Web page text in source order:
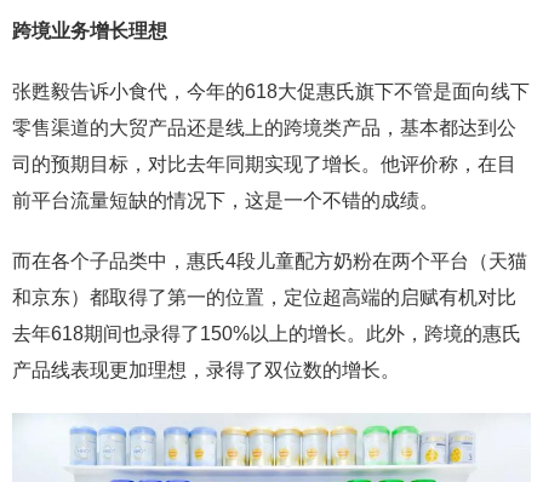
跨境业务增长理想
张甦毅告诉小食代，今年的618大促惠氏旗下不管是面向线下
零售渠道的大贸产品还是线上的跨境类产品，基本都达到公
司的预期目标，对比去年同期实现了增长。他评价称，在目
前平台流量短缺的情况下，这是一个不错的成绩。
而在各个子品类中，惠氏4段儿童配方奶粉在两个平台（天猫
和京东）都取得了第一的位置，定位超高端的启赋有机对比
去年618期间也录得了150%以上的增长。此外，跨境的惠氏
产品线表现更加理想，录得了双位数的增长。